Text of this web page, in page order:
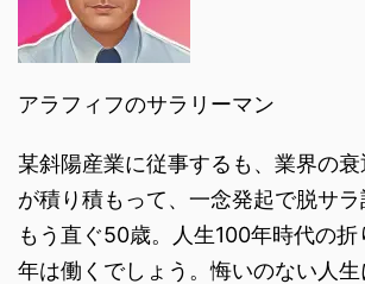
アラフィフのサラリーマン
某斜陽産業に従事するも、業界の
が積り積もって、一念発起で脱サラ
もう直ぐ50歳。人生100年時代の
年は働くでしょう。悔いのない人